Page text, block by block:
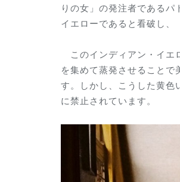
りの女」の発注者である
イエローであると看破し、
このインディアン・イエ
を集めて蒸発させること
す。しかし、こうした黄色
に禁止されています。